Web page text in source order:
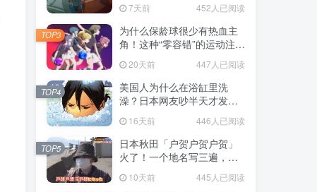
7天前 452人已阅读
为什么保龄球很少有热血主
角！这种“零容错”的运动注定
们的生活！
20天前 447人已阅读
TOP3
美国人为什么在浴缸里洗
澡？日本网友吵半天才发
藏在浴室地板里！
16天前 446人已阅读
TOP4
日本秋田「户贺户贺户贺」
火了！一个地名写三遍，竟
不是玩梗而是150年旧账！
10天前 445人已阅读
TOP5